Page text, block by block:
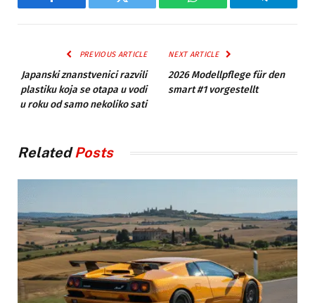
Facebook Twitter WhatsApp Telegram
PREVIOUS ARTICLE
Japanski znanstvenici razvili
plastiku koja se otapa u vodi
u roku od samo nekoliko sati
NEXT ARTICLE
2026 Modellpflege für den
smart #1 vorgestellt
RelatedPosts